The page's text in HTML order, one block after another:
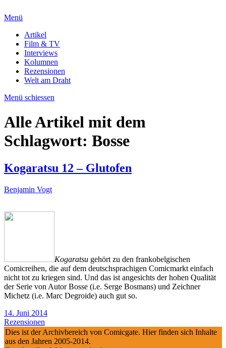
Menü
Artikel
Film & TV
Interviews
Kolumnen
Rezensionen
Welt am Draht
Menü schiessen
Alle Artikel mit dem
Schlagwort: Bosse
Kogaratsu 12 – Glutofen
Benjamin Vogt
Kogaratsu gehört zu den frankobelgischen
Comicreihen, die auf dem deutschsprachigen Comicmarkt einfach
nicht tot zu kriegen sind. Und das ist angesichts der hohen Qualität
der Serie von Autor Bosse (i.e. Serge Bosmans) und Zeichner
Michetz (i.e. Marc Degroide) auch gut so.
14. Juni 2014
Rezensionen
Dies ist der Archivbereich von Comicgate. Hier finden sich Inhalte
aus den Jahren 2005-2014.